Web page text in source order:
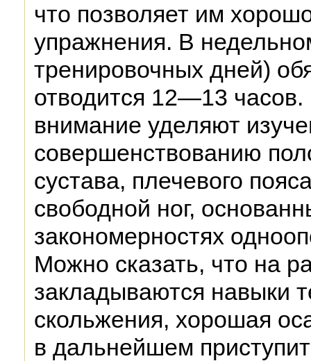
что позволяет им
упражнения. В
тренировочных дней)
отводится 12—13
внимание уделяют
совершенствованию
сустава, плечевого
свободной ног,
закономерностях
Можно сказать, что на
закладываются навыки
скольжения, хорошая
в дальнейшем